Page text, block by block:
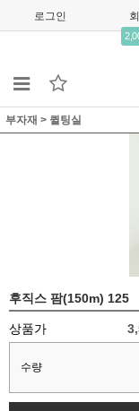
로그인
부자재 > 퀼팅실
후직스 팜(150m) 125
상품가
수량